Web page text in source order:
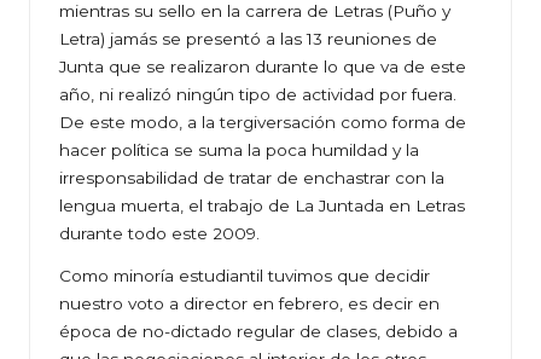
mientras su sello en la carrera de Letras (Puño y
Letra) jamás se presentó a las 13 reuniones de
Junta que se realizaron durante lo que va de este
año, ni realizó ningún tipo de actividad por fuera.
De este modo, a la tergiversación como forma de
hacer política se suma la poca humildad y la
irresponsabilidad de tratar de enchastrar con la
lengua muerta, el trabajo de La Juntada en Letras
durante todo este 2009.
Como minoría estudiantil tuvimos que decidir
nuestro voto a director en febrero, es decir en
época de no-dictado regular de clases, debido a